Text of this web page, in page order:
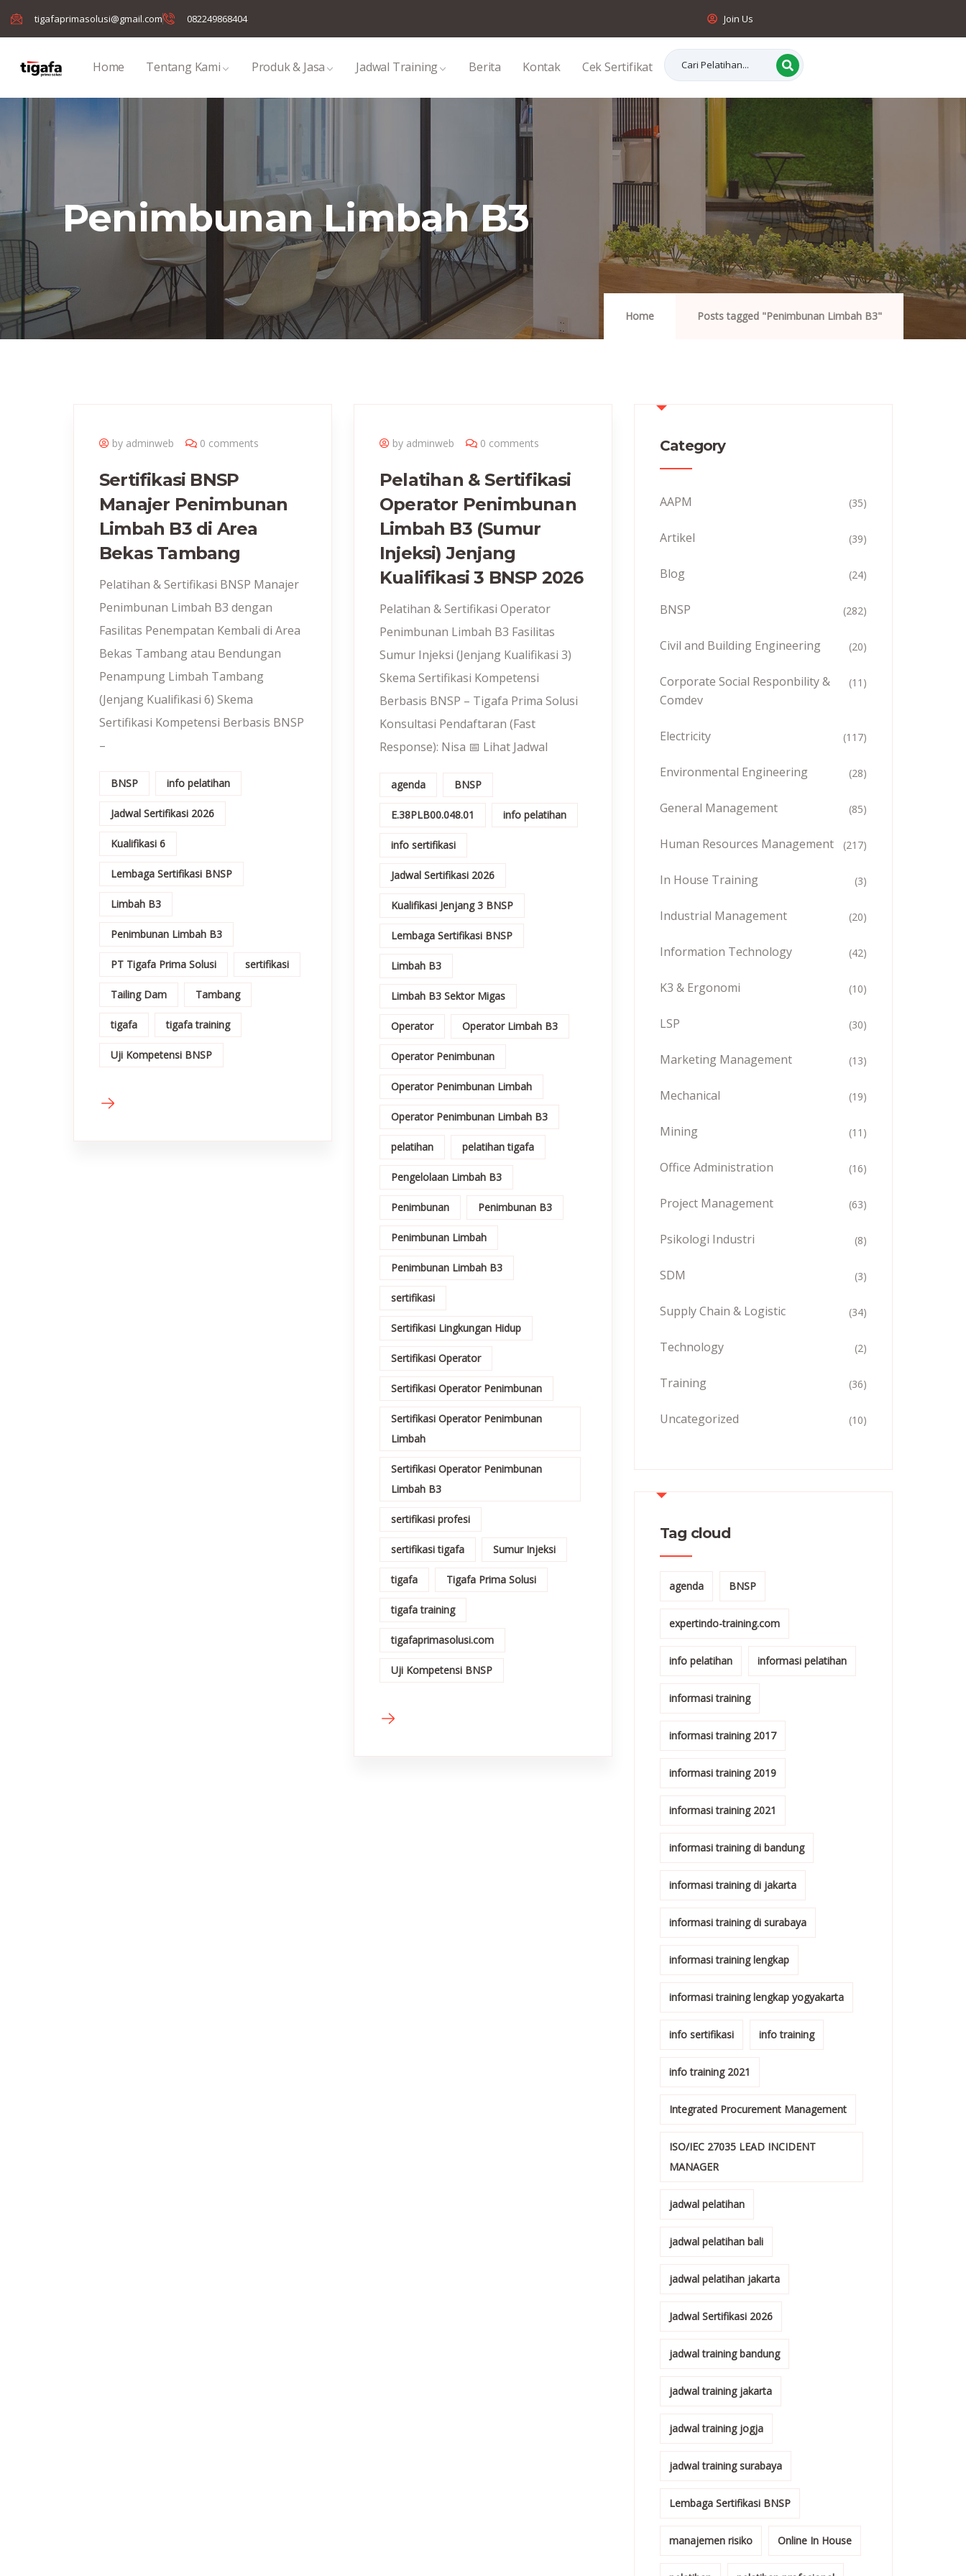
tigafaprimasolusi@gmail.com 082249868404 Join Us
Home Tentang Kami Produk & Jasa Jadwal Training Berita Kontak Cek Sertifikat
Penimbunan Limbah B3
Home Posts tagged "Penimbunan Limbah B3"
by adminweb 0 comments
Sertifikasi BNSP
Manajer Penimbunan
Limbah B3 di Area
Bekas Tambang
Pelatihan & Sertifikasi BNSP Manajer
Penimbunan Limbah B3 dengan
Fasilitas Penempatan Kembali di Area
Bekas Tambang atau Bendungan
Penampung Limbah Tambang
(Jenjang Kualifikasi 6) Skema
Sertifikasi Kompetensi Berbasis BNSP
–
BNSP info pelatihan
Jadwal Sertifikasi 2026
Kualifikasi 6
Lembaga Sertifikasi BNSP
Limbah B3
Penimbunan Limbah B3
PT Tigafa Prima Solusi sertifikasi
Tailing Dam Tambang
tigafa tigafa training
Uji Kompetensi BNSP
by adminweb 0 comments
Pelatihan & Sertifikasi
Operator Penimbunan
Limbah B3 (Sumur
Injeksi) Jenjang
Kualifikasi 3 BNSP 2026
Pelatihan & Sertifikasi Operator
Penimbunan Limbah B3 Fasilitas
Sumur Injeksi (Jenjang Kualifikasi 3)
Skema Sertifikasi Kompetensi
Berbasis BNSP – Tigafa Prima Solusi
Konsultasi Pendaftaran (Fast
Response): Nisa 📅 Lihat Jadwal
agenda BNSP
E.38PLB00.048.01 info pelatihan
info sertifikasi
Jadwal Sertifikasi 2026
Kualifikasi Jenjang 3 BNSP
Lembaga Sertifikasi BNSP
Limbah B3
Limbah B3 Sektor Migas
Operator Operator Limbah B3
Operator Penimbunan
Operator Penimbunan Limbah
Operator Penimbunan Limbah B3
pelatihan pelatihan tigafa
Pengelolaan Limbah B3
Penimbunan Penimbunan B3
Penimbunan Limbah
Penimbunan Limbah B3
sertifikasi
Sertifikasi Lingkungan Hidup
Sertifikasi Operator
Sertifikasi Operator Penimbunan
Sertifikasi Operator Penimbunan
Limbah
Sertifikasi Operator Penimbunan
Limbah B3
sertifikasi profesi
sertifikasi tigafa Sumur Injeksi
tigafa Tigafa Prima Solusi
tigafa training
tigafaprimasolusi.com
Uji Kompetensi BNSP
Category
AAPM (35)
Artikel (39)
Blog (24)
BNSP (282)
Civil and Building Engineering (20)
Corporate Social Responbility &
Comdev
(11)
Electricity (117)
Environmental Engineering (28)
General Management (85)
Human Resources Management (217)
In House Training (3)
Industrial Management (20)
Information Technology (42)
K3 & Ergonomi (10)
LSP (30)
Marketing Management (13)
Mechanical (19)
Mining (11)
Office Administration (16)
Project Management (63)
Psikologi Industri (8)
SDM (3)
Supply Chain & Logistic (34)
Technology (2)
Training (36)
Uncategorized (10)
Tag cloud
agenda BNSP
expertindo-training.com
info pelatihan informasi pelatihan
informasi training
informasi training 2017
informasi training 2019
informasi training 2021
informasi training di bandung
informasi training di jakarta
informasi training di surabaya
informasi training lengkap
informasi training lengkap yogyakarta
info sertifikasi info training
info training 2021
Integrated Procurement Management
ISO/IEC 27035 LEAD INCIDENT
MANAGER
jadwal pelatihan
jadwal pelatihan bali
jadwal pelatihan jakarta
Jadwal Sertifikasi 2026
jadwal training bandung
jadwal training jakarta
jadwal training jogja
jadwal training surabaya
Lembaga Sertifikasi BNSP
manajemen risiko Online In House